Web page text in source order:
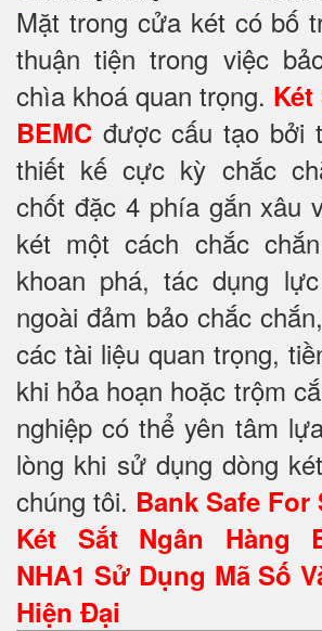
Mặt trong cửa két có bố
thuận tiện trong việc
chìa khoá quan trọng. Két
BEMC được cấu tạo bởi
thiết kế cực kỳ chắc
chốt đặc 4 phía gắn xâu
két một cách chắc
khoan phá, tác dụng
ngoài đảm bảo chắc
các tài liệu quan trọng,
khi hỏa hoạn hoặc trộm
nghiệp có thể yên tâm
lòng khi sử dụng dòng
chúng tôi. Bank Safe For
Két Sắt Ngân Hàng
NHA1 Sử Dụng Mã Số
Hiện Đại